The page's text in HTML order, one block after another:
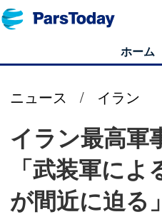
ホーム
ニュース / イラン
イラン最高軍
「武装軍に
が間近に迫る」